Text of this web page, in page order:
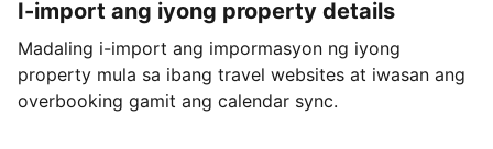
I-import ang iyong property details
Madaling i-import ang impormasyon ng iyong
property mula sa ibang travel websites at iwasan ang
overbooking gamit ang calendar sync.